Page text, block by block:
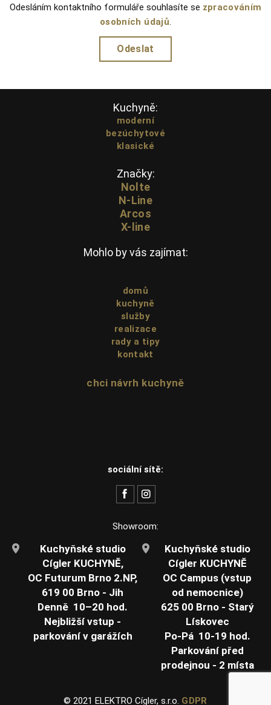
Odesláním kontaktního formuláře souhlasíte se zpracováním
osobních údajů.
Kuchyně:
moderní
bezúchytové
klasické
Značky:
Nolte
N-Line
Arcos
X-line
Mohlo by vás zajímat:
domů
kuchyně
služby
realizace
rady a tipy
kontakt
chci návrh kuchyně
sociální sítě:
Showroom:
Kuchyňské studio
Cígler KUCHYNĚ,
OC Futurum Brno 2.NP,
619 00 Brno - Jih
Denně 10–20 hod.
Nejbližší vstup -
parkování v garážích
Kuchyňské studio
Cígler KUCHYNĚ
OC Campus (vstup
od nemocnice)
625 00 Brno - Starý
Lískovec
Po-Pá 10-19 hod.
Parkování před
prodejnou - 2 místa
© 2021 ELEKTRO Cígler, s.r.o. GDPR